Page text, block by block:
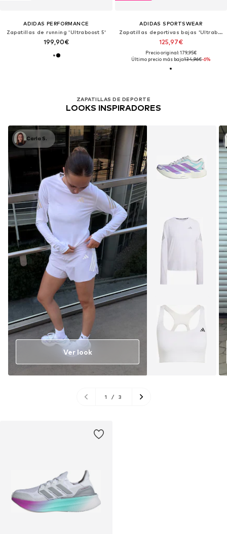
ADIDAS PERFORMANCE
Zapatillas de running 'Ultraboost 5'
199,90€
ZAPATILLAS DE DEPORTE
LOOKS INSPIRADORES
Carla S.
Ver look
1 / 3
ADIDAS SPORTSWEAR
Zapatillas deportivas bajas 'Ultraboost Dna Xxii'
125,97€
Precio original: 179,95€
Último precio más bajo:134,96€-6%